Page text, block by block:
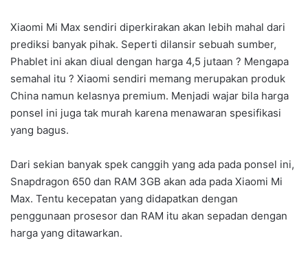
Xiaomi Mi Max sendiri diperkirakan akan lebih mahal dari
prediksi banyak pihak. Seperti dilansir sebuah sumber,
Phablet ini akan diual dengan harga 4,5 jutaan ? Mengapa
semahal itu ? Xiaomi sendiri memang merupakan produk
China namun kelasnya premium. Menjadi wajar bila harga
ponsel ini juga tak murah karena menawaran spesifikasi
yang bagus.
Dari sekian banyak spek canggih yang ada pada ponsel ini,
Snapdragon 650 dan RAM 3GB akan ada pada Xiaomi Mi
Max. Tentu kecepatan yang didapatkan dengan
penggunaan prosesor dan RAM itu akan sepadan dengan
harga yang ditawarkan.